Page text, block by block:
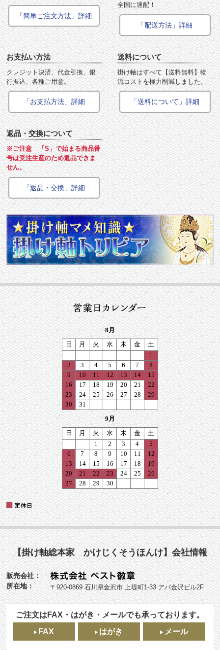
「簡単ご注文方法」詳細
全国に速配！
「配送方法」詳細
お支払い方法
クレジット決済、代金引換、銀
行振込、各種ご用意。
「お支払方法」詳細
送料について
掛け軸はすべて【送料無料】物
流コストを極力削減しました。
「送料について」詳細
返品・交換について
※ご注意 「S」で始まる商品番
号は受注生産のため返品できま
せん。
「返品・交換」詳細
【掛け軸総本家 かけじくそうほんけ】会社情報
販売会社：
所在地：
〒920-0869 石川県金沢市 上堤町1-33 アパ金沢ビル2F
ご注文はFAX・はがき・メールでも承っております。
FAX
はがき メール